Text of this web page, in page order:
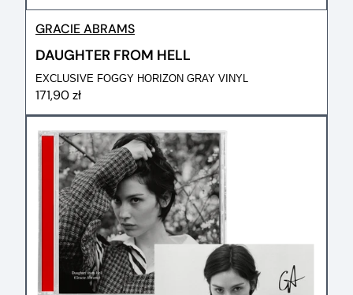
GRACIE ABRAMS
DAUGHTER FROM HELL
EXCLUSIVE FOGGY HORIZON GRAY VINYL
171,90 zł